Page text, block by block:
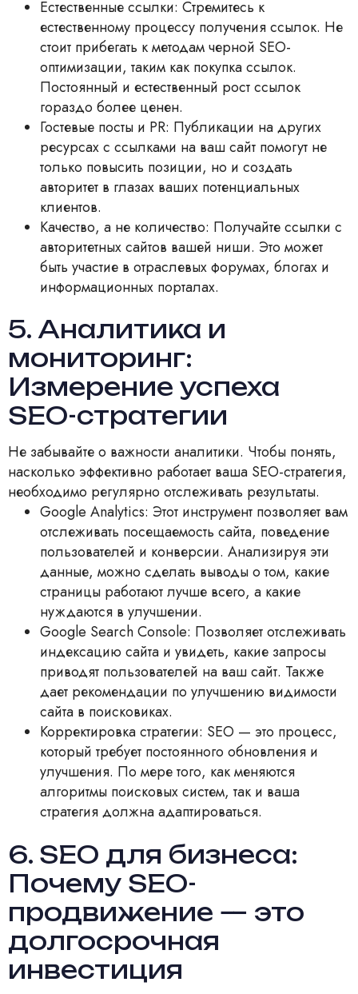
Естественные ссылки: Стремитесь к
естественному процессу получения ссылок. Не
стоит прибегать к методам черной SEO-
оптимизации, таким как покупка ссылок.
Постоянный и естественный рост ссылок
гораздо более ценен.
Гостевые посты и PR: Публикации на других
ресурсах с ссылками на ваш сайт помогут не
только повысить позиции, но и создать
авторитет в глазах ваших потенциальных
клиентов.
Качество, а не количество: Получайте ссылки с
авторитетных сайтов вашей ниши. Это может
быть участие в отраслевых форумах, блогах и
информационных порталах.
5. Аналитика и
мониторинг:
Измерение успеха
SEO-стратегии
Не забывайте о важности аналитики. Чтобы понять,
насколько эффективно работает ваша SEO-стратегия,
необходимо регулярно отслеживать результаты.
Google Analytics: Этот инструмент позволяет вам
отслеживать посещаемость сайта, поведение
пользователей и конверсии. Анализируя эти
данные, можно сделать выводы о том, какие
страницы работают лучше всего, а какие
нуждаются в улучшении.
Google Search Console: Позволяет отслеживать
индексацию сайта и увидеть, какие запросы
приводят пользователей на ваш сайт. Также
дает рекомендации по улучшению видимости
сайта в поисковиках.
Корректировка стратегии: SEO — это процесс,
который требует постоянного обновления и
улучшения. По мере того, как меняются
алгоритмы поисковых систем, так и ваша
стратегия должна адаптироваться.
6. SEO для бизнеса:
Почему SEO-
продвижение — это
долгосрочная
инвестиция